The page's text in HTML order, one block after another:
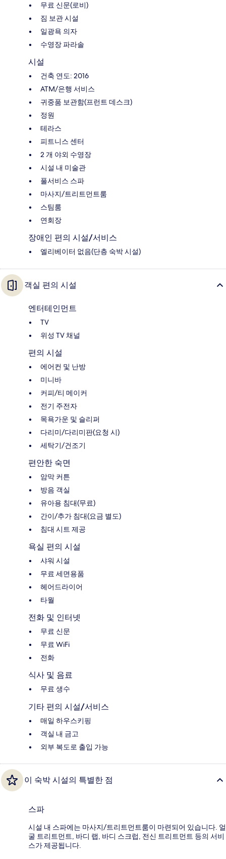
무료 신문(로비)
짐 보관 시설
일광욕 의자
수영장 파라솔
시설
건축 연도: 2016
ATM/은행 서비스
귀중품 보관함(프런트 데스크)
정원
테라스
피트니스 센터
2 개 야외 수영장
시설 내 미술관
풀서비스 스파
마사지/트리트먼트룸
스팀룸
연회장
장애인 편의 시설/서비스
엘리베이터 없음(단층 숙박 시설)
객실 편의 시설
엔터테인먼트
TV
위성 TV 채널
편의 시설
에어컨 및 난방
미니바
커피/티 메이커
전기 주전자
목욕가운 및 슬리퍼
다리미/다리미판(요청 시)
세탁기/건조기
편안한 숙면
암막 커튼
방음 객실
유아용 침대(무료)
간이/추가 침대(요금 별도)
침대 시트 제공
욕실 편의 시설
샤워 시설
무료 세면용품
헤어드라이어
타월
전화 및 인터넷
무료 신문
무료 WiFi
전화
식사 및 음료
무료 생수
기타 편의 시설/서비스
매일 하우스키핑
객실 내 금고
외부 복도로 출입 가능
이 숙박 시설의 특별한 점
스파
시설 내 스파에는 마사지/트리트먼트룸이 마련되어 있습니다. 얼
굴 트리트먼트, 바디 랩, 바디 스크럽, 전신 트리트먼트 등의 서비
스가 제공됩니다.